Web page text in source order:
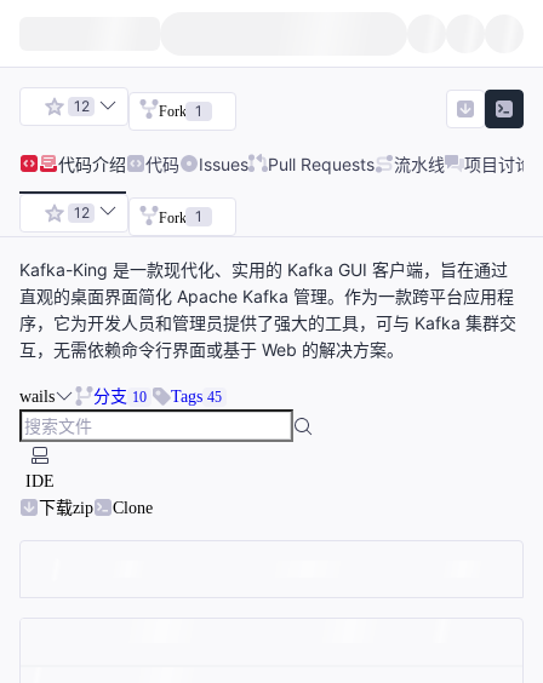
12 Fork 1
代码介绍 代码 Issues Pull Requests 流水线 项目讨论
12 Fork 1
Kafka-King 是一款现代化、实用的 Kafka GUI 客户端，旨在通过
直观的桌面界面简化 Apache Kafka 管理。作为一款跨平台应用程
序，它为开发人员和管理员提供了强大的工具，可与 Kafka 集群交
互，无需依赖命令行界面或基于 Web 的解决方案。
wails 分支 10 Tags 45
IDE
下载zip
Clone